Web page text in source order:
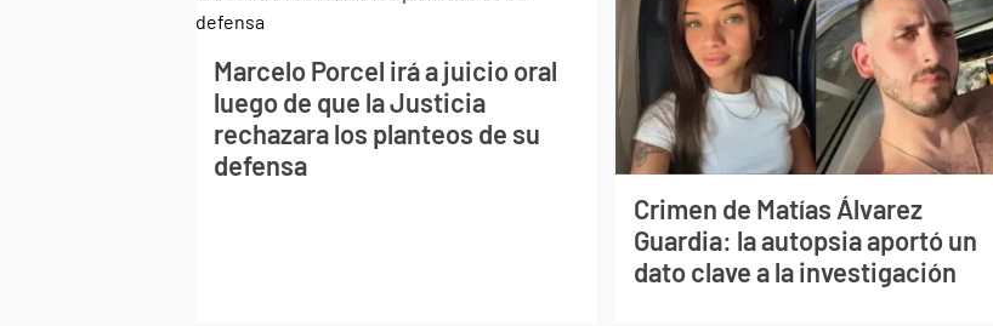
Marcelo Porcel irá a juicio oral
luego de que la Justicia
rechazara los planteos de su
defensa
Crimen de Matías Álvarez
Guardia: la autopsia aportó un
dato clave a la investigación